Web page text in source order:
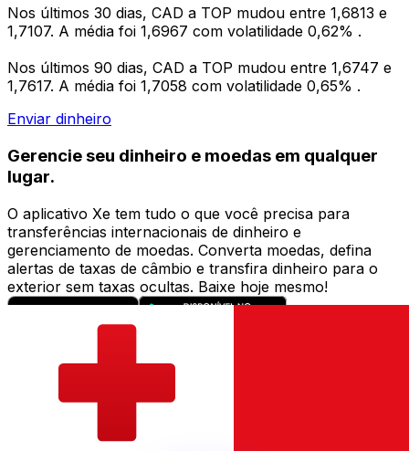
Nos últimos 30 dias, CAD a TOP mudou entre 1,6813 e
1,7107. A média foi 1,6967 com volatilidade 0,62% .
Nos últimos 90 dias, CAD a TOP mudou entre 1,6747 e
1,7617. A média foi 1,7058 com volatilidade 0,65% .
Enviar dinheiro
Gerencie seu dinheiro e moedas em qualquer
lugar.
O aplicativo Xe tem tudo o que você precisa para
transferências internacionais de dinheiro e
gerenciamento de moedas. Converta moedas, defina
alertas de taxas de câmbio e transfira dinheiro para o
exterior sem taxas ocultas. Baixe hoje mesmo!